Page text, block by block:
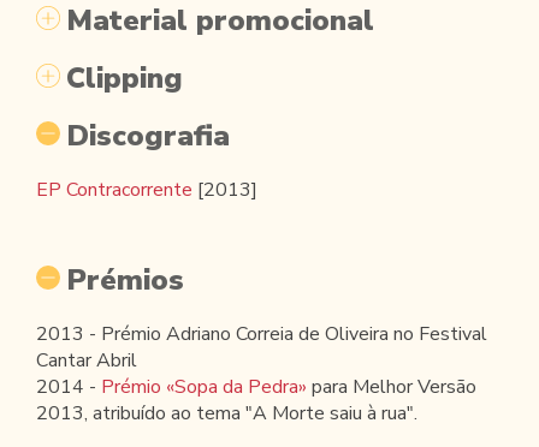
Material promocional
Clipping
Discografia
EP Contracorrente [2013]
Prémios
2013 - Prémio Adriano Correia de Oliveira no Festival
Cantar Abril
2014 - Prémio «Sopa da Pedra» para Melhor Versão
2013, atribuído ao tema "A Morte saiu à rua".